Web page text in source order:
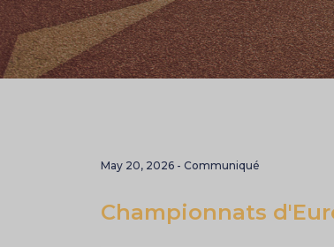
May 20, 2026 - Communiqué
Championnats